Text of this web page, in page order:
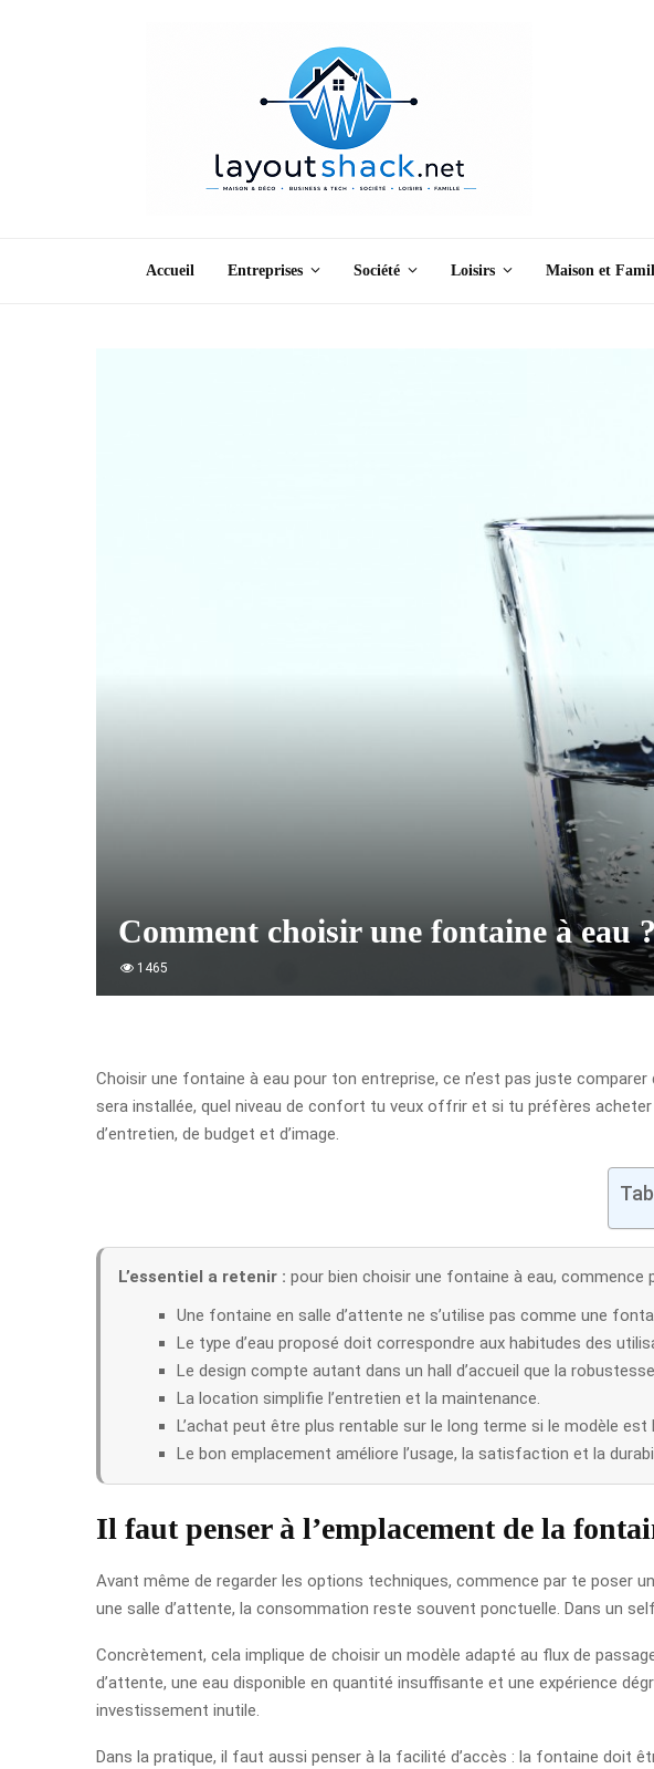
Accueil Entreprises Société Loisirs Maison et
Comment choisir une fontaine à eau
1465
Choisir une fontaine à eau pour ton entreprise, ce n’est pas juste
sera installée, quel niveau de confort tu veux offrir et si tu préfères
d’entretien, de budget et d’image.
L’essentiel a retenir : pour bien choisir une fontaine à eau, commence
Une fontaine en salle d’attente ne s’utilise pas comme une
Le type d’eau proposé doit correspondre aux habitudes des
Le design compte autant dans un hall d’accueil que la
La location simplifie l’entretien et la maintenance.
L’achat peut être plus rentable sur le long terme si le modèle est
Le bon emplacement améliore l’usage, la satisfaction et la
Il faut penser à l’emplacement de la
Avant même de regarder les options techniques, commence par te poser
une salle d’attente, la consommation reste souvent ponctuelle. Dans un
Concrètement, cela implique de choisir un modèle adapté au flux de
d’attente, une eau disponible en quantité insuffisante et une expérience
investissement inutile.
Dans la pratique, il faut aussi penser à la facilité d’accès : la fontaine doit